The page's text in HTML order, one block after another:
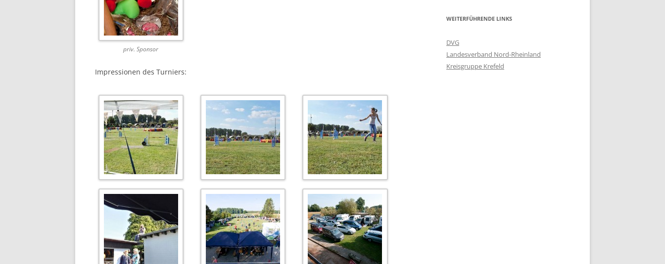
priv. Sponsor
Impressionen des Turniers:
WEITERFÜHRENDE LINKS
DVG
Landesverband Nord-Rheinland
Kreisgruppe Krefeld